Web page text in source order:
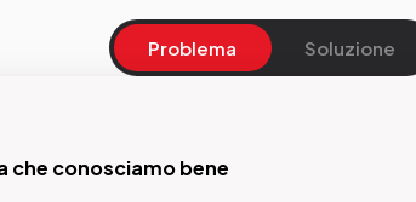
Problema Soluzione
che conosciamo bene